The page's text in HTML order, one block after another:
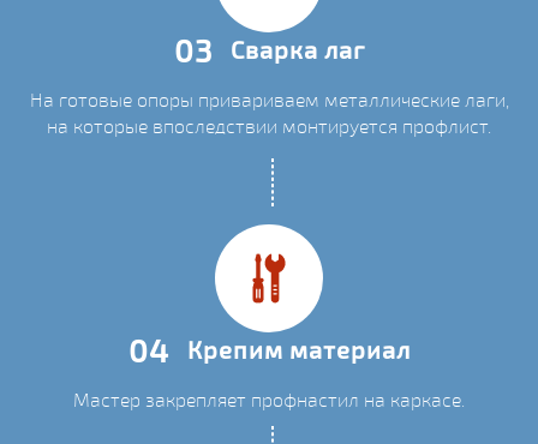
03 Сварка лаг
На готовые опоры привариваем металлические лаги,
на которые впоследствии монтируется профлист.
04 Крепим материал
Мастер закрепляет профнастил на каркасе.